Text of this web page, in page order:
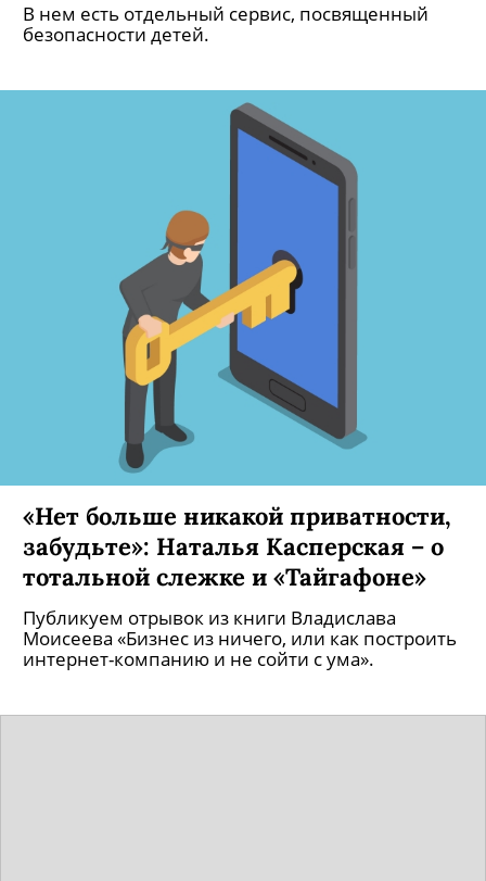
В нем есть отдельный сервис, посвященный
безопасности детей.
«Нет больше никакой приватности,
забудьте»: Наталья Касперская – о
тотальной слежке и «Тайгафоне»
Публикуем отрывок из книги Владислава
Моисеева «Бизнес из ничего, или как построить
интернет-компанию и не сойти с ума».